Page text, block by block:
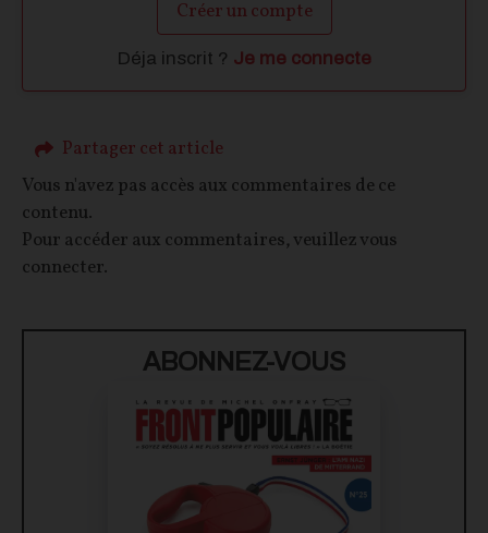
Créer un compte
Déja inscrit ? Je me connecte
Partager cet article
Vous n'avez pas accès aux commentaires de ce
contenu.
Pour accéder aux commentaires, veuillez vous
connecter.
ABONNEZ-VOUS